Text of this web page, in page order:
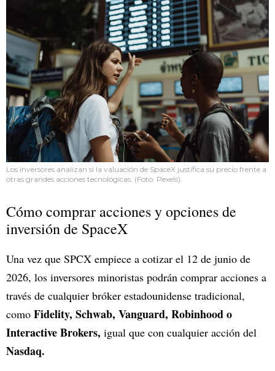
Los inversores analizan si la valuación de SpaceX justifica su precio frente a
otras grandes acciones tecnológicas. (Foto: Pexels).
Cómo comprar acciones y opciones de
inversión de SpaceX
Una vez que SPCX empiece a cotizar el 12 de junio de
2026, los inversores minoristas podrán comprar acciones a
través de cualquier bróker estadounidense tradicional,
como Fidelity, Schwab, Vanguard, Robinhood o
Interactive Brokers, igual que con cualquier acción del
Nasdaq.